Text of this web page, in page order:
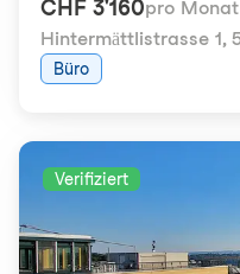
CHF 3'160pro Monat
Hintermättlistrasse 1,
Büro
Verifiziert